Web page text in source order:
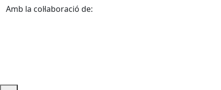
Amb la col·laboració de: